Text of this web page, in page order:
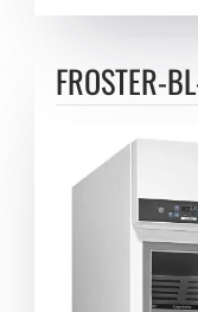
FROSTER-